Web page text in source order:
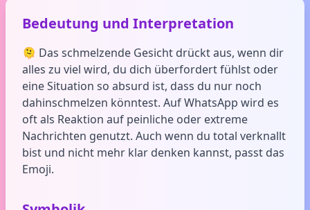
Bedeutung und Interpretation
🫠 Das schmelzende Gesicht drückt aus, wenn dir
alles zu viel wird, du dich überfordert fühlst oder
eine Situation so absurd ist, dass du nur noch
dahinschmelzen könntest. Auf WhatsApp wird es
oft als Reaktion auf peinliche oder extreme
Nachrichten genutzt. Auch wenn du total verknallt
bist und nicht mehr klar denken kannst, passt das
Emoji.